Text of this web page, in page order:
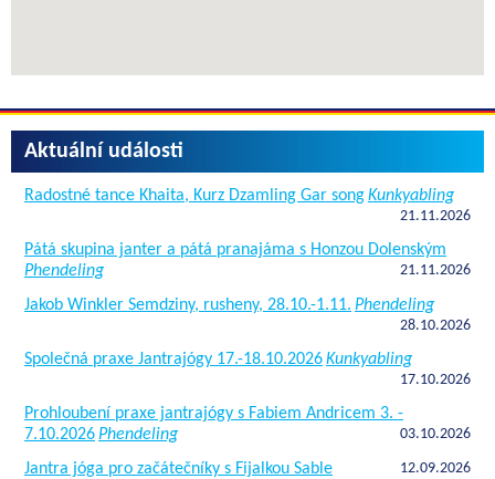
Aktuální události
Radostné tance Khaita, Kurz Dzamling Gar songKunkyabling
21.11.2026
Pátá skupina janter a pátá pranajáma s Honzou Dolenským
Phendeling
21.11.2026
Jakob Winkler Semdziny, rusheny, 28.10.-1.11. Phendeling
28.10.2026
Společná praxe Jantrajógy 17.-18.10.2026Kunkyabling
17.10.2026
Prohloubení praxe jantrajógy s Fabiem Andricem 3. -
7.10.2026Phendeling 03.10.2026
Jantra jóga pro začátečníky s Fijalkou Sable 12.09.2026